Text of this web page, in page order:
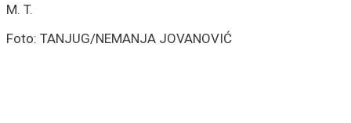
M. T.
Foto: TANJUG/NEMANJA JOVANOVIĆ